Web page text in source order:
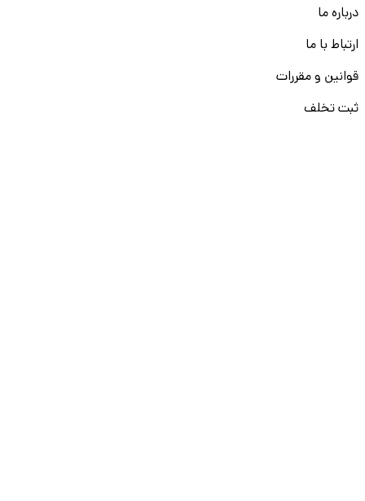
درباره ما
ارتباط با ما
قوانین و مقررات
ثبت تخلف